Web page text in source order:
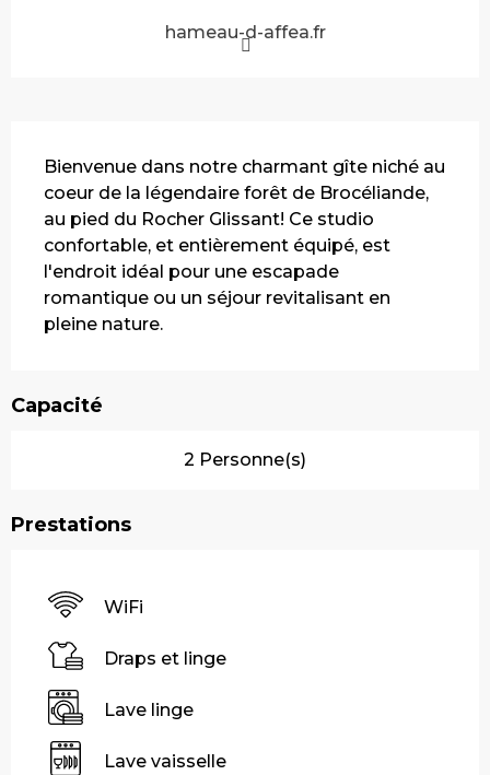
hameau-d-affea.fr
Bienvenue dans notre charmant gîte niché au
coeur de la légendaire forêt de Brocéliande,
au pied du Rocher Glissant! Ce studio
confortable, et entièrement équipé, est
l'endroit idéal pour une escapade
romantique ou un séjour revitalisant en
pleine nature.
Capacité
2 Personne(s)
Prestations
WiFi
Draps et linge
Lave linge
Lave vaisselle